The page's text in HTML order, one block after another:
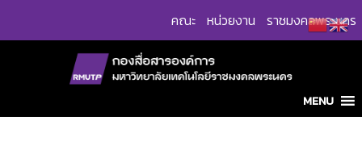
คณะ หน่วยงาน ราชมงคลพระนคร
MENU